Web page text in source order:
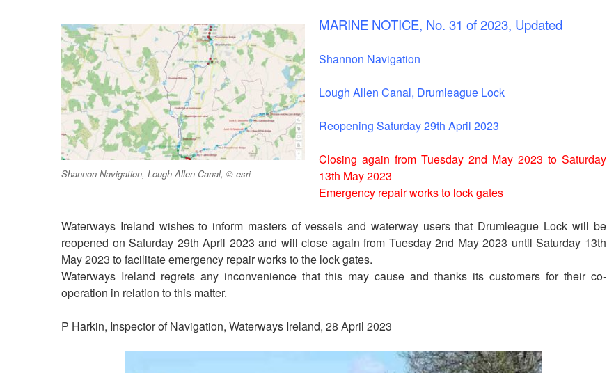
Shannon Navigation, Lough Allen Canal, © esri
MARINE NOTICE, No. 31 of 2023, Updated
Shannon Navigation
Lough Allen Canal, Drumleague Lock
Reopening Saturday 29th April 2023
Closing again from Tuesday 2nd May 2023 to Saturday
13th May 2023
Emergency repair works to lock gates
Waterways Ireland wishes to inform masters of vessels and waterway users that Drumleague Lock will be
reopened on Saturday 29th April 2023 and will close again from Tuesday 2nd May 2023 until Saturday 13th
May 2023 to facilitate emergency repair works to the lock gates.
Waterways Ireland regrets any inconvenience that this may cause and thanks its customers for their co-
operation in relation to this matter.
P Harkin, Inspector of Navigation, Waterways Ireland, 28 April 2023